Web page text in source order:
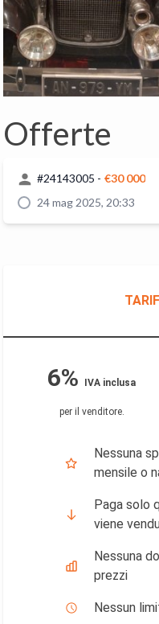
Offerte
#24143005 - €30 000
24 mag 2025, 20:33
6% IVA inclusa
per il venditore.
Nessuna
mensile o
Paga solo
viene
Nessuna
prezzi
Nessun